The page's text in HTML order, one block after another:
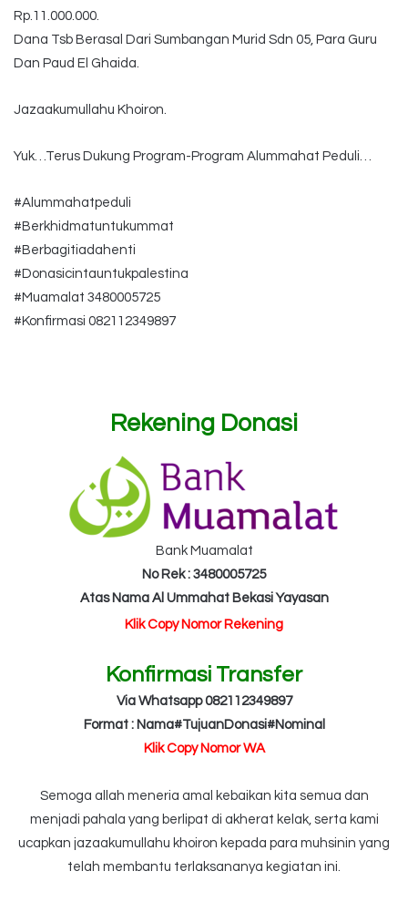
Rp.11.000.000.
Dana Tsb Berasal Dari Sumbangan Murid Sdn 05, Para Guru
Dan Paud El Ghaida.
Jazaakumullahu Khoiron.
Yuk…Terus Dukung Program-Program Alummahat Peduli…
#Alummahatpeduli
#Berkhidmatuntukummat
#Berbagitiadahenti
#Donasicintauntukpalestina
#Muamalat 3480005725
#Konfirmasi 082112349897
Rekening Donasi
Bank Muamalat
No Rek : 3480005725
Atas Nama Al Ummahat Bekasi Yayasan
Klik Copy Nomor Rekening
Konfirmasi Transfer
Via Whatsapp 082112349897
Format : Nama#TujuanDonasi#Nominal
Klik Copy Nomor WA
Semoga allah meneria amal kebaikan kita semua dan
menjadi pahala yang berlipat di akherat kelak, serta kami
ucapkan jazaakumullahu khoiron kepada para muhsinin yang
telah membantu terlaksananya kegiatan ini.